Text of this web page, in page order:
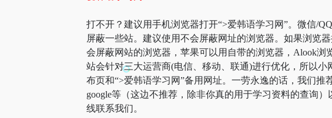
打不开？建议用手机浏览器打开“>爱韩语学习网”。微信/
屏蔽一些站。建议使用不会屏蔽网址的浏览器。如果浏览
会屏蔽网站的浏览器，苹果可以用自带的浏览器，Alook浏
站会针对三大运营商(电信、移动、联通)进行优化，所以
布页和“>爱韩语学习网”备用网址。一劳永逸的话，我们
google等（这边不推荐，除非你真的用于学习资料的查询
线联系我们。